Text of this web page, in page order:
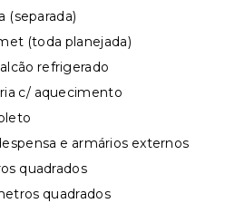
(separada)
(toda planejada)
refrigerado
c/ aquecimento
e armários externos
quadrados
quadrados